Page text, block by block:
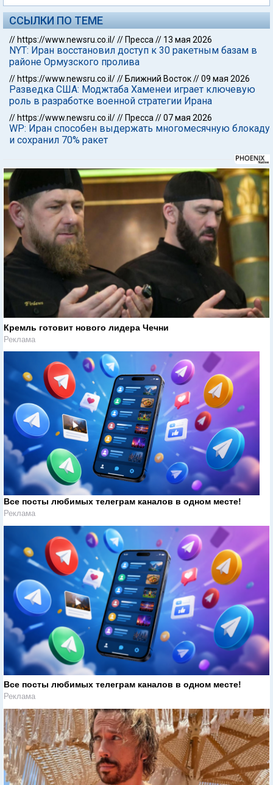
ССЫЛКИ ПО ТЕМЕ
// https://www.newsru.co.il/// Пресса // 13 мая 2026
NYT: Иран восстановил доступ к 30 ракетным базам в
районе Ормузского пролива
// https://www.newsru.co.il/// Ближний Восток//09 мая 2026
Разведка США: Моджтаба Хаменеи играет ключевую
роль в разработке военной стратегии Ирана
// https://www.newsru.co.il/// Пресса //07 мая 2026
WP: Иран способен выдержать многомесячную блокаду
и сохранил 70% ракет
Кремль готовит нового лидера Чечни
Реклама
Все посты любимых телеграм каналов в одном месте!
Реклама
Все посты любимых телеграм каналов в одном месте!
Реклама